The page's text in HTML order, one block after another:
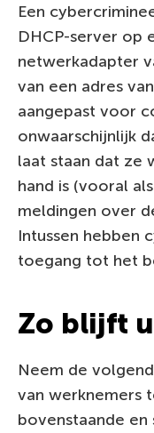
Een
DHCP-server op
netwerkadapter
van een adres
aangepast voor
onwaarschijnlijk
laat staan dat ze
hand is (vooral
meldingen over
Intussen hebben
toegang tot het
Zo blijft
Neem de
van werknemers
bovenstaande